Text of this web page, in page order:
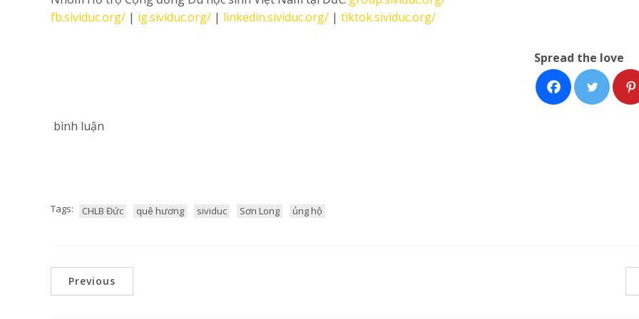
fb.sividuc.org/ | ig.sividuc.org/ | linkedin.sividuc.org/ | tiktok.sividuc.org/
Spread the love
bình luận
Tags: CHLB Đức quê hương sividuc Sơn Long ủng hộ
Previous